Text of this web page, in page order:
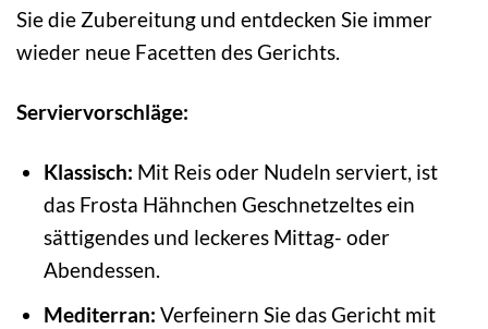
Sie die Zubereitung und entdecken Sie immer
wieder neue Facetten des Gerichts.
Serviervorschläge:
Klassisch: Mit Reis oder Nudeln serviert, ist
das Frosta Hähnchen Geschnetzeltes ein
sättigendes und leckeres Mittag- oder
Abendessen.
Mediterran: Verfeinern Sie das Gericht mit